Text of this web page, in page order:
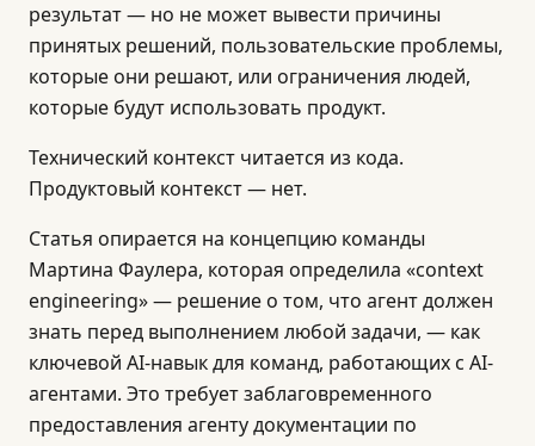
результат — но не может вывести причины
принятых решений, пользовательские проблемы,
которые они решают, или ограничения людей,
которые будут использовать продукт.
Технический контекст читается из кода.
Продуктовый контекст — нет.
Статья опирается на концепцию команды
Мартина Фаулера, которая определила «context
engineering» — решение о том, что агент должен
знать перед выполнением любой задачи, — как
ключевой AI-навык для команд, работающих с AI-
агентами. Это требует заблаговременного
предоставления агенту документации по